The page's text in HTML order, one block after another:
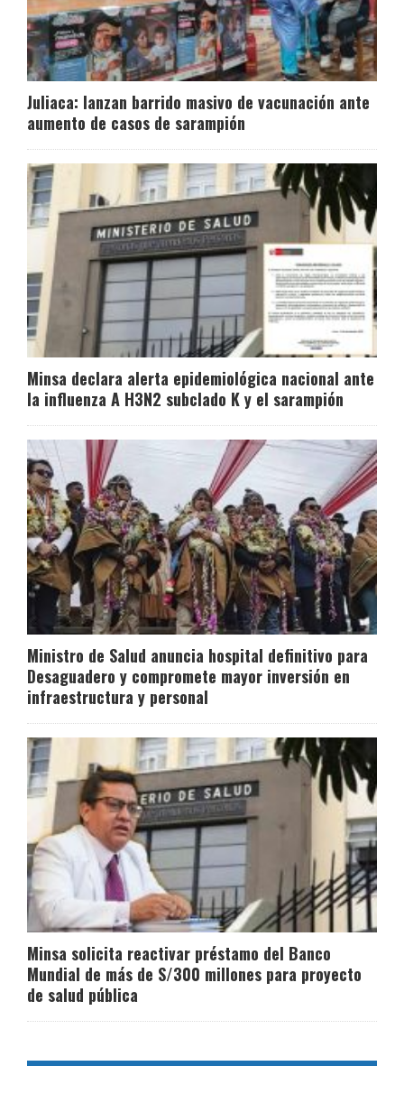
Juliaca: lanzan barrido masivo de vacunación ante
aumento de casos de sarampión
Minsa declara alerta epidemiológica nacional ante
la influenza A H3N2 subclado K y el sarampión
Ministro de Salud anuncia hospital definitivo para
Desaguadero y compromete mayor inversión en
infraestructura y personal
Minsa solicita reactivar préstamo del Banco
Mundial de más de S/300 millones para proyecto
de salud pública